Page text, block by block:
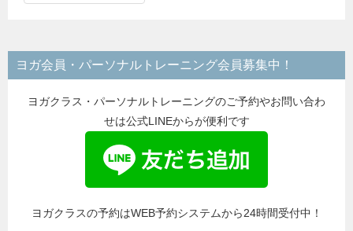
リ
ー
ヨガ会員・パーソナルトレーニング会員募集中！
ヨガクラス・パーソナルトレーニングのご予約やお問い合わ
せは公式LINEからが便利です
ヨガクラスの予約はWEB予約システムから24時間受付中！